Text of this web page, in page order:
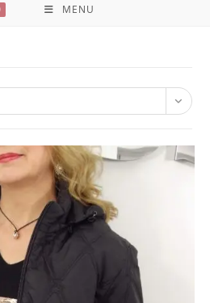
MENU